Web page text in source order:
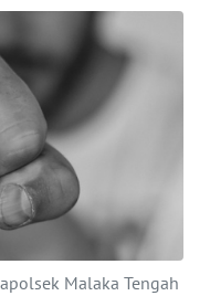
Malaka Tengah